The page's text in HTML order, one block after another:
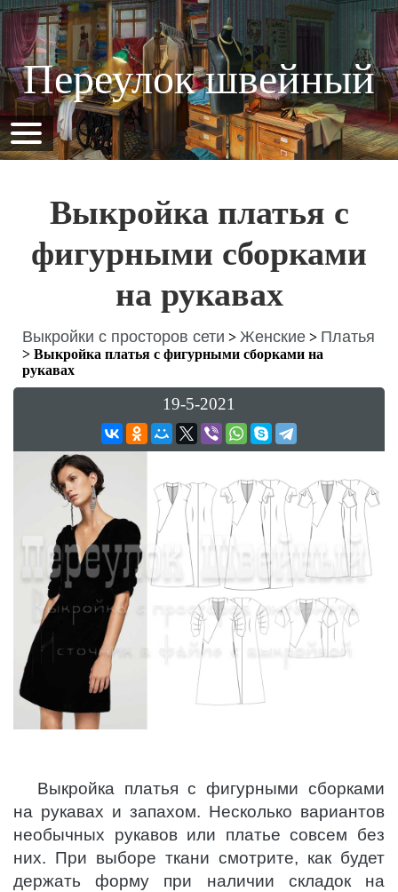
Переулок швейный
Выкройка платья с
фигурными сборками
на рукавах
Выкройки с просторов сети > Женские > Платья
> Выкройка платья с фигурными сборками на
рукавах
19-5-2021
Выкройка платья с фигурными сборками
на рукавах и запахом. Несколько вариантов
необычных рукавов или платье совсем без
них. При выборе ткани смотрите, как будет
держать форму при наличии складок на